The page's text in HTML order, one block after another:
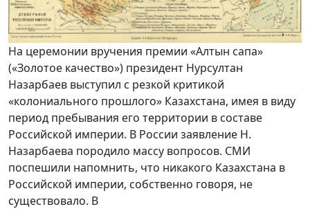
На церемонии вручения премии «Алтын сапа»
(«Золотое качество») президент Нурсултан
Назарбаев выступил с резкой критикой
«колониального прошлого» Казахстана, имея в виду
период пребывания его территории в составе
Российской империи. В России заявление Н.
Назарбаева породило массу вопросов. СМИ
поспешили напомнить, что никакого Казахстана в
Российской империи, собственно говоря, не
существовало. В